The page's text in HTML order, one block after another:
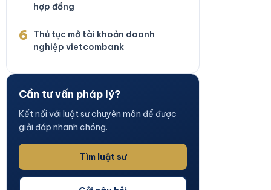
hợp đồng
6
Thủ tục mở tài khoản doanh
nghiệp vietcombank
Cần tư vấn pháp lý?
Kết nối với luật sư chuyên môn để được
giải đáp nhanh chóng.
Tìm luật sư